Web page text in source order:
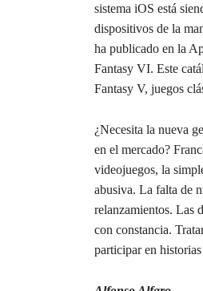
sistema iOS está
dispositivos de la
ha publicado en la
Fantasy VI. Este
Fantasy V, juegos
¿Necesita la nueva
en el mercado?
videojuegos, la
abusiva. La falta de
relanzamientos. Las
con constancia.
participar en